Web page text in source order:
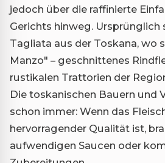
jedoch über die raffinierte
Gerichts hinweg.
Tagliata aus der Toskana, wo
Manzo" – geschnittenes
rustikalen Trattorien der
Die toskanischen Bauern und
schon immer: Wenn das
hervorragender Qualität ist,
aufwendigen Saucen oder